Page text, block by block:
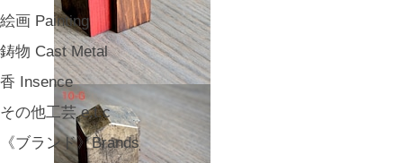
絵画 Painting
鋳物 Cast Metal
香 Insence
その他工芸 e.t.c
《ブランド》Brands